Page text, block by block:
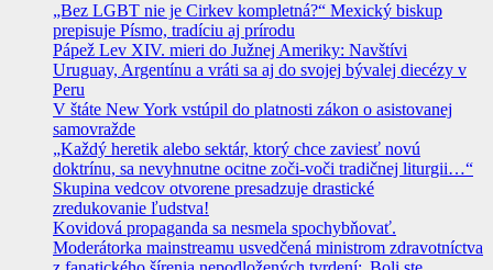
„Bez LGBT nie je Cirkev kompletná?“ Mexický biskup
prepisuje Písmo, tradíciu aj prírodu
Pápež Lev XIV. mieri do Južnej Ameriky: Navštívi
Uruguay, Argentínu a vráti sa aj do svojej bývalej diecézy v
Peru
V štáte New York vstúpil do platnosti zákon o asistovanej
samovražde
„Každý heretik alebo sektár, ktorý chce zaviesť novú
doktrínu, sa nevyhnutne ocitne zoči-voči tradičnej liturgii…“
Skupina vedcov otvorene presadzuje drastické
zredukovanie ľudstva!
Kovidová propaganda sa nesmela spochybňovať.
Moderátorka mainstreamu usvedčená ministrom zdravotníctva